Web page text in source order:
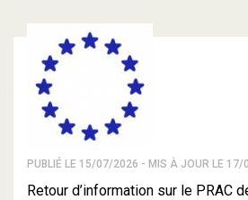
PUBLIÉ LE 15/07/2026 - MIS À JOUR LE
Retour d’information sur le PRAC